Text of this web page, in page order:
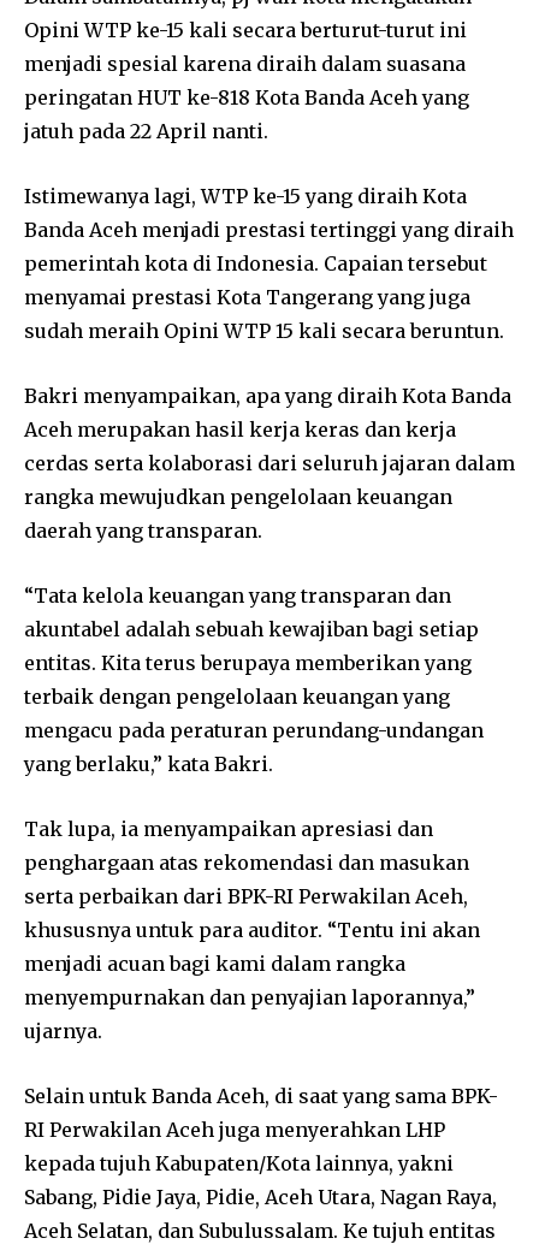
Opini WTP ke-15 kali secara berturut-turut ini
menjadi spesial karena diraih dalam suasana
peringatan HUT ke-818 Kota Banda Aceh yang
jatuh pada 22 April nanti.
Istimewanya lagi, WTP ke-15 yang diraih Kota
Banda Aceh menjadi prestasi tertinggi yang diraih
pemerintah kota di Indonesia. Capaian tersebut
menyamai prestasi Kota Tangerang yang juga
sudah meraih Opini WTP 15 kali secara beruntun.
Bakri menyampaikan, apa yang diraih Kota Banda
Aceh merupakan hasil kerja keras dan kerja
cerdas serta kolaborasi dari seluruh jajaran dalam
rangka mewujudkan pengelolaan keuangan
daerah yang transparan.
“Tata kelola keuangan yang transparan dan
akuntabel adalah sebuah kewajiban bagi setiap
entitas. Kita terus berupaya memberikan yang
terbaik dengan pengelolaan keuangan yang
mengacu pada peraturan perundang-undangan
yang berlaku,” kata Bakri.
Tak lupa, ia menyampaikan apresiasi dan
penghargaan atas rekomendasi dan masukan
serta perbaikan dari BPK-RI Perwakilan Aceh,
khususnya untuk para auditor. “Tentu ini akan
menjadi acuan bagi kami dalam rangka
menyempurnakan dan penyajian laporannya,”
ujarnya.
Selain untuk Banda Aceh, di saat yang sama BPK-
RI Perwakilan Aceh juga menyerahkan LHP
kepada tujuh Kabupaten/Kota lainnya, yakni
Sabang, Pidie Jaya, Pidie, Aceh Utara, Nagan Raya,
Aceh Selatan, dan Subulussalam. Ke tujuh entitas